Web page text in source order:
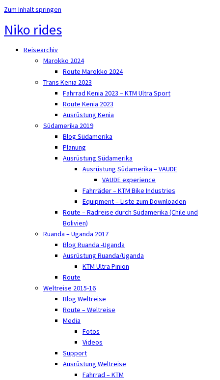
Zum Inhalt springen
Niko rides
Reisearchiv
Marokko 2024
Route Marokko 2024
Trans Kenia 2023
Fahrrad Kenia 2023 – KTM Ultra Sport
Route Kenia 2023
Ausrüstung Kenia
Südamerika 2019
Blog Südamerika
Planung
Ausrüstung Südamerika
Ausrüstung Südamerika – VAUDE
VAUDE experience
Fahrräder – KTM Bike Industries
Equipment – Liste zum Downloaden
Route – Radreise durch Südamerika (Chile und
Bolivien)
Ruanda – Uganda 2017
Blog Ruanda -Uganda
Ausrüstung Ruanda/Uganda
KTM Ultra Pinion
Route
Weltreise 2015-16
Blog Weltreise
Route – Weltreise
Media
Fotos
Videos
Support
Ausrüstung Weltreise
Fahrrad – KTM